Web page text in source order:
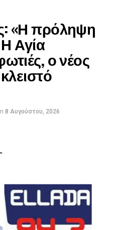
«Η πρόληψη
Η Αγία
ο νέος
8 Αυγούστου, 2026